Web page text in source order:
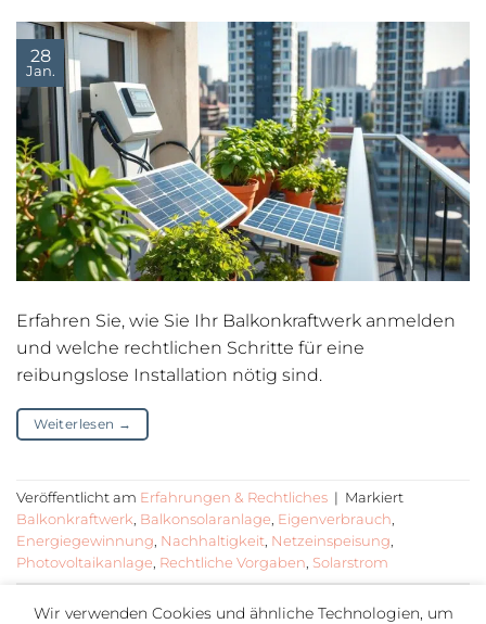
28
Jan.
Erfahren Sie, wie Sie Ihr Balkonkraftwerk anmelden
und welche rechtlichen Schritte für eine
reibungslose Installation nötig sind.
Weiterlesen →
Veröffentlicht am Erfahrungen & Rechtliches | Markiert
Balkonkraftwerk Balkonsolaranlage Eigenverbrauch
Energiegewinnung Nachhaltigkeit Netzeinspeisung
Photovoltaikanlage Rechtliche Vorgaben Solarstrom
Wir verwenden Cookies und ähnliche Technologien, um